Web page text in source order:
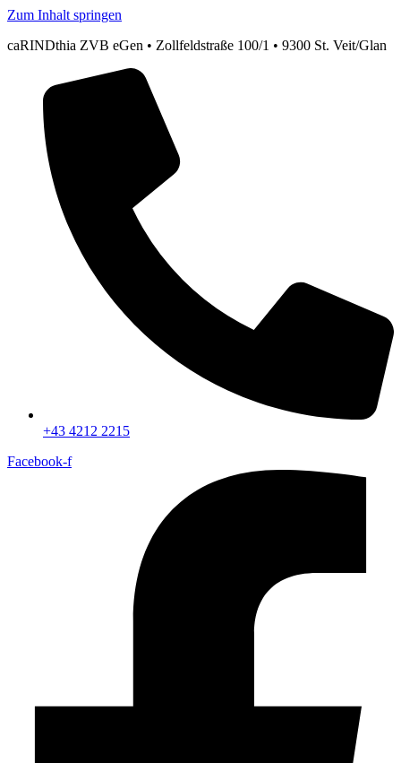
Zum Inhalt springen
caRINDthia ZVB eGen • Zollfeldstraße 100/1 • 9300 St. Veit/Glan
+43 4212 2215
Facebook-f